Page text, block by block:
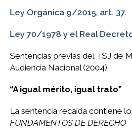
Ley Orgánica 9/2015, art. 37.
Ley 70/1978 y el Real
Sentencias previas del TSJ de
Audiencia Nacional (2004).
“A igual mérito, igual trato”
La sentencia recaída contiene
FUNDAMENTOS DE DERECHO